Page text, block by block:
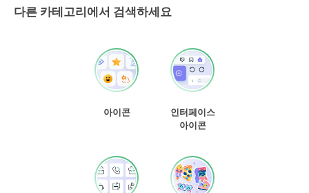
다른 카테고리에서 검색하세요
아이콘
인터페이스
아이콘